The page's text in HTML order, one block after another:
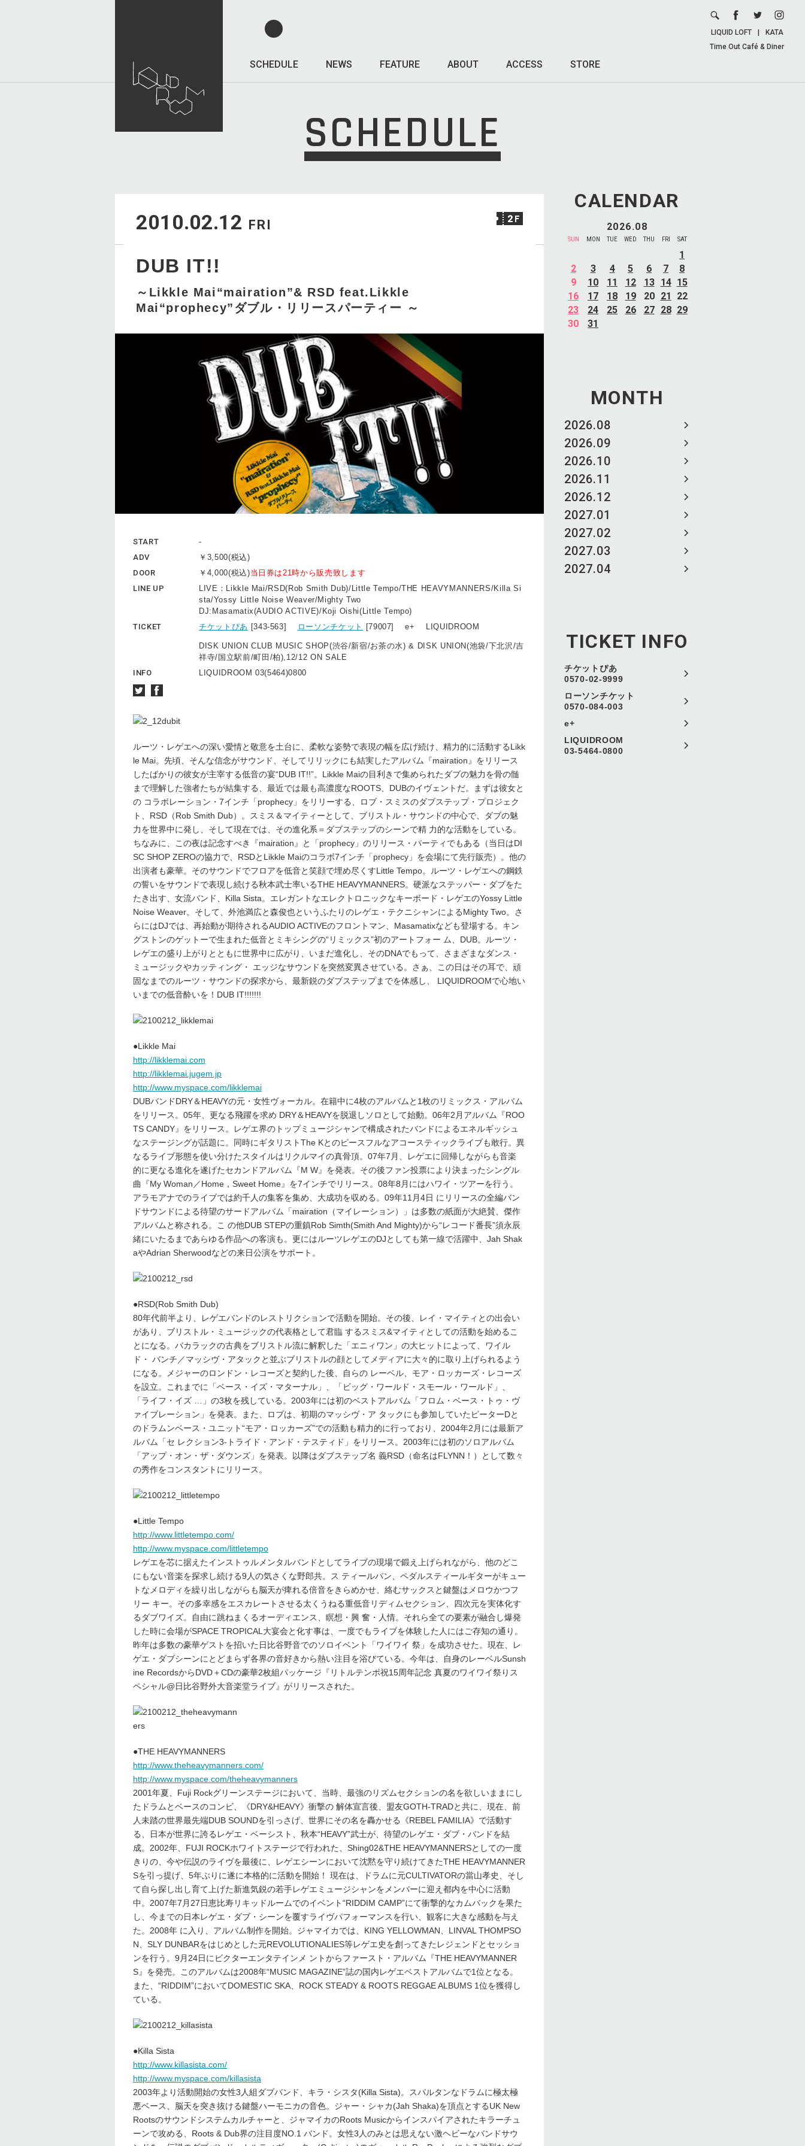
SCHEDULE NEWS FEATURE ABOUT ACCESS STORE
LIQUID LOFT
KATA
Time Out Café & Diner
SCHEDULE
CALENDAR
2026.08
SUN MON TUE WED THU FRI SAT
1
2
3 4 5 6 7
8
9
10 11 12 13 14 15
16
17 18 19 20 21
22
23
24 25 26 27 28 29
30
31
MONTH
2026.08
2026.09
2026.10
2026.11
2026.12
2027.01
2027.02
2027.03
2027.04
TICKET INFO
チケットぴあ
0570-02-9999
ローソンチケット
0570-084-003
e+
LIQUIDROOM
03-5464-0800
2010.02.12 FRI
DUB IT!!
～Likkle Mai“mairation”& RSD feat.Likkle
Mai“prophecy”ダブル・リリースパーティー ～
START
-
ADV
￥3,500(税込)
DOOR
￥4,000(税込)当日券は21時から販売致します
LINE UP
LIVE：Likkle Mai/RSD(Rob Smith Dub)/Little Tempo/THE HEAVYMANNERS/Killa Si
sta/Yossy Little Noise Weaver/Mighty Two
DJ:Masamatix(AUDIO ACTIVE)/Koji Oishi(Little Tempo)
TICKET
チケットぴあ [343-563] ローソンチケット [79007] e+ LIQUIDROOM
DISK UNION CLUB MUSIC SHOP(渋谷/新宿/お茶の水) & DISK UNION(池袋/下北沢/吉
祥寺/国立駅前/町田/柏),12/12 ON SALE
INFO
LIQUIDROOM 03(5464)0800
ルーツ・レゲエへの深い愛情と敬意を土台に、柔軟な姿勢で表現の幅を広げ続け、精力的に活動するLikk
le Mai。先頃、そんな信念がサウンド、そしてリリックにも結実したアルバム『mairation』をリリース
したばかりの彼女が主宰する低音の宴“DUB IT!!”。Likkle Maiの目利きで集められたダブの魅力を骨の髄
まで理解した強者たちが結集する、最近では最も高濃度なROOTS、DUBのイヴェントだ。まずは彼女と
の コラボレーション・7インチ「prophecy」をリリーする、ロブ・スミスのダブステップ・プロジェク
ト、RSD（Rob Smith Dub）。スミス＆マイティーとして、ブリストル・サウンドの中心で、ダブの魅
力を世界中に発し、そして現在では、その進化系＝ダブステップのシーンで精 力的な活動をしている。
ちなみに、この夜は記念すべき『mairation』と「prophecy」のリリース・パーティでもある（当日はDI
SC SHOP ZEROの協力で、RSDとLikkle Maiのコラボ7インチ「prophecy」を会場にて先行販売）。他の
出演者も豪華。そのサウンドでフロアを低音と笑顔で埋め尽くすLittle Tempo。ルーツ・レゲエへの鋼鉄
の誓いをサウンドで表現し続ける秋本武士率いるTHE HEAVYMANNERS。硬派なステッパー・ダブをた
たき出す、女流バンド、Killa Sista。エレガントなエレクトロニックなキーボード・レゲエのYossy Little
Noise Weaver。そして、外池満広と森俊也というふたりのレゲエ・テクニシャンによるMighty Two。さ
らにはDJでは、再始動が期待されるAUDIO ACTIVEのフロントマン、Masamatixなども登場する。キン
グストンのゲットーで生まれた低音とミキシングの“リミックス”初のアートフォー ム、DUB。ルーツ・
レゲエの盛り上がりとともに世界中に広がり、いまだ進化し、そのDNAでもって、さまざまなダンス・
ミュージックやカッティング・ エッジなサウンドを突然変異させている。さぁ、この日はその耳で、頑
固なまでのルーツ・サウンドの探求から、最新鋭のダブステップまでを体感し、 LIQUIDROOMで心地い
いまでの低音酔いを！DUB IT!!!!!!!
●Likkle Mai
http://likklemai.com
http://likklemai.jugem.jp
http://www.myspace.com/likklemai
DUBバンドDRY＆HEAVYの元・女性ヴォーカル。在籍中に4枚のアルバムと1枚のリミックス・アルバム
をリリース。05年、更なる飛躍を求め DRY＆HEAVYを脱退しソロとして始動。06年2月アルバム『ROO
TS CANDY』をリリース。レゲエ界のトップミュージシャンで構成されたバンドによるエネルギッシュ
なステージングが話題に。同時にギタリストThe Kとのピースフルなアコースティックライブも敢行。異
なるライブ形態を使い分けたスタイルはリクルマイの真骨頂。07年7月、レゲエに回帰しながらも音楽
的に更なる進化を遂げたセカンドアルバム『M W』を発表。その後ファン投票により決まったシングル
曲『My Woman／Home，Sweet Home』を7インチでリリース。08年8月にはハワイ・ツアーを行う。
アラモアナでのライブでは約千人の集客を集め、大成功を収める。09年11月4日 にリリースの全編バン
ドサウンドによる待望のサードアルバム「mairation（マイレーション）」は多数の紙面が大絶賛、傑作
アルバムと称される。こ の他DUB STEPの重鎮Rob Simth(Smith And Mighty)から“レコード番長”須永辰
緒にいたるまであらゆる作品への客演も。更にはルーツレゲエのDJとしても第一線で活躍中、Jah Shak
aやAdrian Sherwoodなどの来日公演をサポート。
●RSD(Rob Smith Dub)
80年代前半より、レゲエバンドのレストリクションで活動を開始。その後、レイ・マイティとの出会い
があり、ブリストル・ミュージックの代表格として君臨 するスミス&マイティとしての活動を始めるこ
とになる。バカラックの古典をブリストル流に解釈した「エニィワン」の大ヒットによって、ワイル
ド・ バンチ／マッシヴ・アタックと並ぶブリストルの顔としてメディアに大々的に取り上げられるよう
になる。メジャーのロンドン・レコーズと契約した後、自らの レーベル、モア・ロッカーズ・レコーズ
を設立。これまでに「ベース・イズ・マターナル」、「ビッグ・ワールド・スモール・ワールド」、
「ライフ・イズ …」の3枚を残している。2003年には初のベストアルバム「フロム・ベース・トゥ・ヴ
ァイブレーション」を発表。また、ロブは、初期のマッシヴ・ア タックにも参加していたピーターDと
のドラムンベース・ユニット“モア・ロッカーズ”での活動も精力的に行っており、2004年2月には最新ア
ルバム「セ レクション3-トライド・アンド・テスティド」をリリース。2003年には初のソロアルバム
「アップ・オン・ザ・ダウンズ」を発表。以降はダブステップ名 義RSD（命名はFLYNN！）として数々
の秀作をコンスタントにリリース。
●Little Tempo
http://www.littletempo.com/
http://www.myspace.com/littletempo
レゲエを芯に据えたインストゥルメンタルバンドとしてライブの現場で鍛え上げられながら、他のどこ
にもない音楽を探求し続ける9人の気さくな野郎共。ス ティールパン、ペダルスティールギターがキュー
トなメロディを繰り出しながらも脳天が痺れる倍音をきらめかせ、絡むサックスと鍵盤はメロウかつフ
リー キー。その多幸感をエスカレートさせる太くうねる重低音リディムセクション、四次元を実体化す
るダブワイズ。自由に跳ねまくるオーディエンス、瞑想・興 奮・人情。それら全ての要素が融合し爆発
した時に会場がSPACE TROPICAL大宴会と化す事は、一度でもライブを体験した人にはご存知の通り。
昨年は多数の豪華ゲストを招いた日比谷野音でのソロイベント「ワイワイ 祭」を成功させた。現在、レ
ゲエ・ダブシーンにとどまらず各界の音好きから熱い注目を浴びている。今年は、自身のレーベルSunsh
ine RecordsからDVD＋CDの豪華2枚組パッケージ『リトルテンポ祝15周年記念 真夏のワイワイ祭りス
ペシャル@日比谷野外大音楽堂ライブ』がリリースされた。
●THE HEAVYMANNERS
http://www.theheavymanners.com/
http://www.myspace.com/theheavymanners
2001年夏、Fuji Rockグリーンステージにおいて、当時、最強のリズムセクションの名を欲しいままにし
たドラムとベースのコンビ、《DRY&HEAVY》衝撃の 解体宣言後、盟友GOTH-TRADと共に、現在、前
人未踏の世界最先端DUB SOUNDを引っさげ、世界にその名を轟かせる《REBEL FAMILIA》で活動す
る、日本が世界に誇るレゲエ・ベーシスト、秋本“HEAVY”武士が、待望のレゲエ・ダブ・バンドを結
成。2002年、FUJI ROCKホワイトステージで行われた、Shing02&THE HEAVYMANNERSとしての一度
きりの、今や伝説のライヴを最後に、レゲエシーンにおいて沈黙を守り続けてきたTHE HEAVYMANNER
Sを引っ提げ、5年ぶりに遂に本格的に活動を開始！ 現在は、ドラムに元CULTIVATORの當山孝史、そし
て自ら探し出し育て上げた新進気鋭の若手レゲエミュージシャンをメンバーに迎え都内を中心に活動
中。2007年7月27日恵比寿リキッドルームでのイベント“RIDDIM CAMP”にて衝撃的なカムバックを果た
し、今までの日本レゲエ・ダブ・シーンを覆すライヴパフォーマンスを行い、観客に大きな感動を与え
た。2008年 に入り、アルバム制作を開始。ジャマイカでは、KING YELLOWMAN、LINVAL THOMPSO
N、SLY DUNBARをはじめとした元REVOLUTIONALIES等レゲエ史を創ってきたレジェンドとセッショ
ンを行う。9月24日にビクターエンタテインメ ントからファースト・アルバム『THE HEAVYMANNER
S』を発売。このアルバムは2008年“MUSIC MAGAZINE”誌の国内レゲエベストアルバムで1位となる。
また、“RIDDIM”においてDOMESTIC SKA、ROCK STEADY & ROOTS REGGAE ALBUMS 1位を獲得し
ている。
●Killa Sista
http://www.killasista.com/
http://www.myspace.com/killasista
2003年より活動開始の女性3人組ダブバンド、キラ・シスタ(Killa Sista)。スパルタンなドラムに極太極
悪ベース、脳天を突き抜ける鍵盤ハーモニカの音色。ジャー・シャカ(Jah Shaka)を頂点とするUK New
Rootsのサウンドシステムカルチャーと、ジャマイカのRoots Musicからインスパイアされたキラーチュ
ーンで攻める、Roots & Dub界の注目度NO.1 バンド。女性3人のみとは思えない激ヘビーなバンドサウ